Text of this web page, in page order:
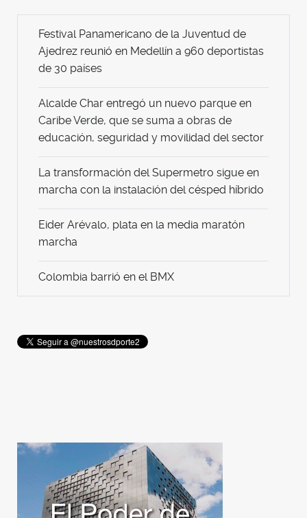
Festival Panamericano de la Juventud de
Ajedrez reunió en Medellín a 960 deportistas
de 30 países
Alcalde Char entregó un nuevo parque en
Caribe Verde, que se suma a obras de
educación, seguridad y movilidad del sector
La transformación del Supermetro sigue en
marcha con la instalación del césped híbrido
Eider Arévalo, plata en la media maratón
marcha
Colombia barrió en el BMX